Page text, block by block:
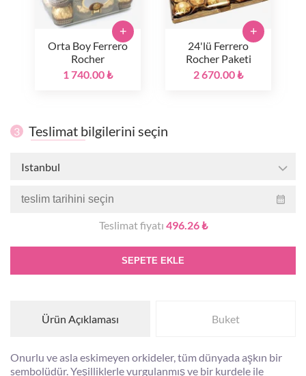
Orta Boy Ferrero
Rocher
1 740.00 ₺
+
24'lü Ferrero
Rocher Paketi
2 670.00 ₺
+
3 Teslimat bilgilerini seçin
Istanbul
Teslimat fiyatı 496.26 ₺
SEPETE EKLE
Ürün Açıklaması Buket
Onurlu ve asla eskimeyen orkideler, tüm dünyada aşkın bir
sembolüdür. Yeşilliklerle vurgulanmış ve bir kurdele ile